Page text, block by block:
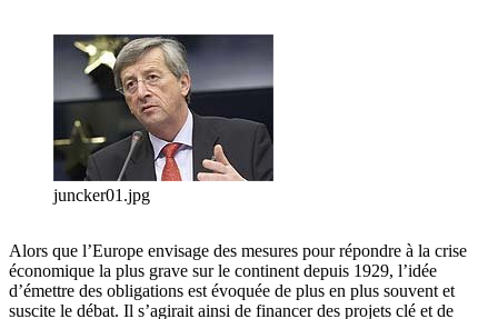
juncker01.jpg
Alors que l’Europe envisage des mesures pour répondre à la crise
économique la plus grave sur le continent depuis 1929, l’idée
d’émettre des obligations est évoquée de plus en plus souvent et
suscite le débat. Il s’agirait ainsi de financer des projets clé et de